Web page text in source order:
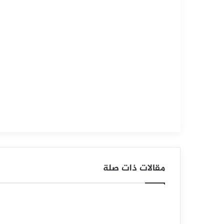
ر
ا
ل
مقالات ذات صلة